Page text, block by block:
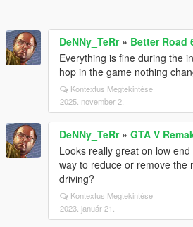
DeNNy_TeRr» Better Road
Everything is fine during the
hop in the game nothing
Kontextus Megtekintése
2025. november 2.
DeNNy_TeRr» GTA V
Looks really great on low
way to reduce or remove the
driving?
Kontextus Megtekintése
2023. január 21.